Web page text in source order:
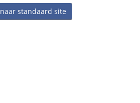
standaard site